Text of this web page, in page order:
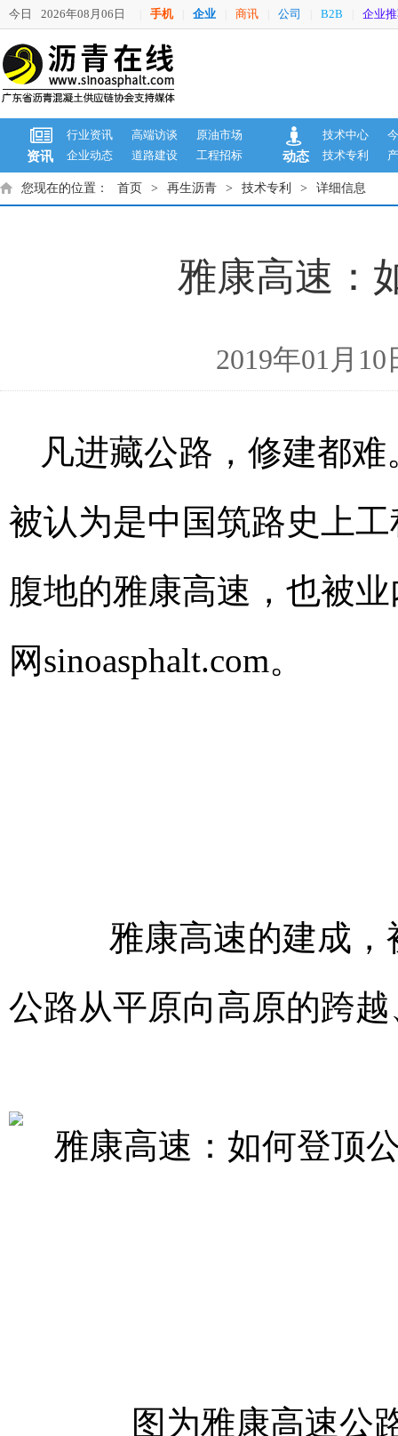
今日 2026年08月06日 手机 企业 商讯 公司 B2B 企业
资讯
行业资讯 高端访谈
原油市场
企业动态
道路建设 工程招标 动态
技术中心
技术专利
您现在的位置： 首页 > 再生沥青 > 技术专利 > 详细信息
雅康高速：
2019年01月
凡进藏公路，修建都
被认为是中国筑路史上
腹地的雅康高速，也被
网sinoasphalt.com。
雅康高速的建成，
公路从平原向高原的跨
图为雅康高速公